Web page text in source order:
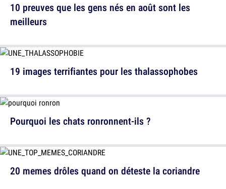
10 preuves que les gens nés en août sont les
meilleurs
Pourquoi les chats ronronnent-ils ?
19 images terrifiantes pour les thalassophobes
20 memes drôles quand on déteste la coriandre